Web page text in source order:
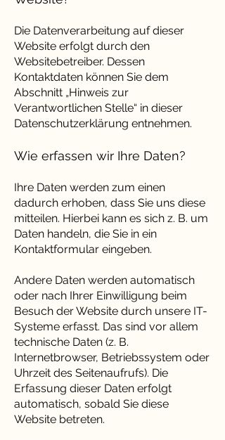
Die Datenverarbeitung auf dieser
Website erfolgt durch den
Websitebetreiber. Dessen
Kontaktdaten können Sie dem
Abschnitt „Hinweis zur
Verantwortlichen Stelle“ in dieser
Datenschutzerklärung entnehmen.
Wie erfassen wir Ihre Daten?
Ihre Daten werden zum einen
dadurch erhoben, dass Sie uns diese
mitteilen. Hierbei kann es sich z. B. um
Daten handeln, die Sie in ein
Kontaktformular eingeben.
Andere Daten werden automatisch
oder nach Ihrer Einwilligung beim
Besuch der Website durch unsere IT-
Systeme erfasst. Das sind vor allem
technische Daten (z. B.
Internetbrowser, Betriebssystem oder
Uhrzeit des Seitenaufrufs). Die
Erfassung dieser Daten erfolgt
automatisch, sobald Sie diese
Website betreten.